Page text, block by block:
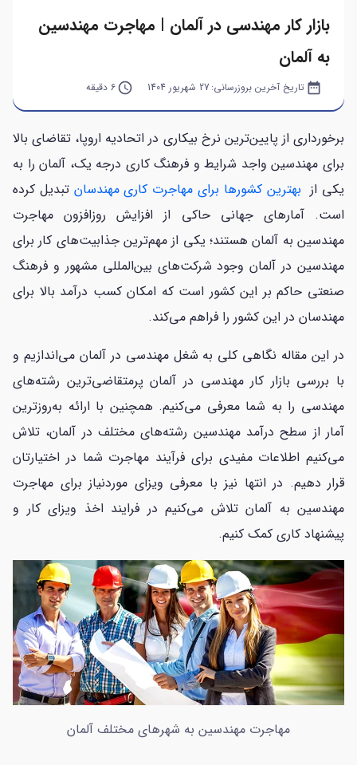
بازار کار مهندسی در آلمان | مهاجرت مهندسین
به آلمان
date_range تاریخ آخرین بروزرسانی: 27 شهریور 1404 query_builder6 دقیقه
برخورداری از پایین‌ترین نرخ بیکاری در اتحادیه اروپا، تقاضای بالا
برای مهندسین واجد شرایط و فرهنگ کاری درجه یک، آلمان را به
یکی از بهترین کشورها برای مهاجرت کاری مهندسان تبدیل کرده
است. آمارهای جهانی حاکی از افزایش روزافزون مهاجرت
مهندسین به آلمان هستند؛ یکی از مهم‌ترین جذابیت‌های کار برای
مهندسین در آلمان وجود شرکت‌های بین‌المللی مشهور و فرهنگ
صنعتی حاکم بر این کشور است که امکان کسب درآمد بالا برای
مهندسان در این کشور را فراهم می‌کند.
در این مقاله نگاهی کلی به شغل مهندسی در آلمان می‌اندازیم و
با بررسی بازار کار مهندسی در آلمان پرمتقاضی‌ترین رشته‌های
مهندسی را به شما معرفی می‌کنیم. همچنین با ارائه به‌روزترین
آمار از سطح درآمد مهندسین رشته‌های مختلف در آلمان، تلاش
می‌کنیم اطلاعات مفیدی برای فرآیند مهاجرت شما در اختیارتان
قرار دهیم. در انتها نیز با معرفی ویزای موردنیاز برای مهاجرت
مهندسین به آلمان تلاش می‌کنیم در فرایند اخذ ویزای کار و
پیشنهاد کاری کمک کنیم.
مهاجرت مهندسین به شهرهای مختلف آلمان